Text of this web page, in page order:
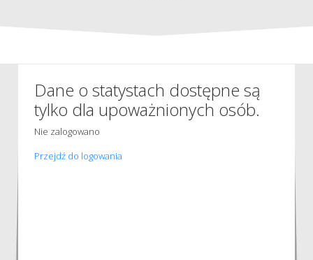
Dane o statystach dostępne są
tylko dla upoważnionych osób.
Nie zalogowano
Przejdź do logowania